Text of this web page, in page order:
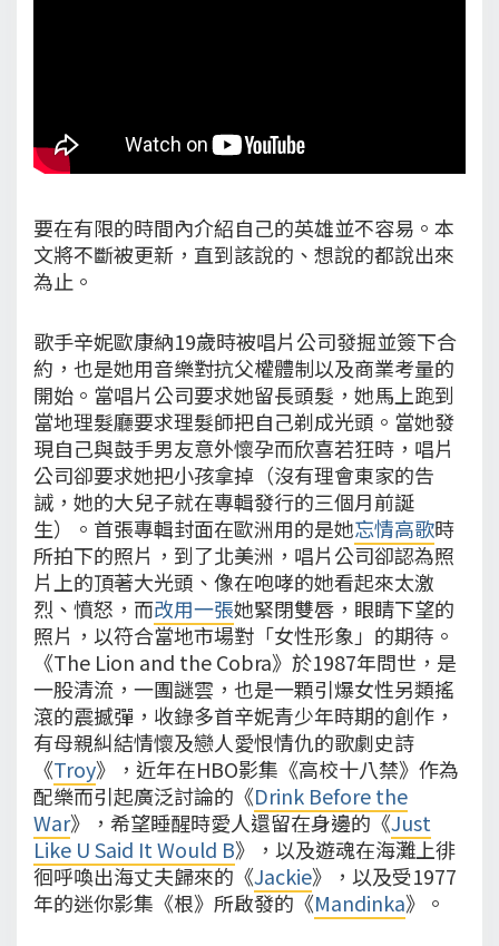
要在有限的時間內介紹自己的英雄並不容易。本
文將不斷被更新，直到該說的、想說的都說出來
為止。
歌手辛妮歐康納19歲時被唱片公司發掘並簽下合
約，也是她用音樂對抗父權體制以及商業考量的
開始。當唱片公司要求她留長頭髮，她馬上跑到
當地理髮廳要求理髮師把自己剃成光頭。當她發
現自己與鼓手男友意外懷孕而欣喜若狂時，唱片
公司卻要求她把小孩拿掉（沒有理會東家的告
誡，她的大兒子就在專輯發行的三個月前誕
生）。首張專輯封面在歐洲用的是她忘情高歌時
所拍下的照片，到了北美洲，唱片公司卻認為照
片上的頂著大光頭、像在咆哮的她看起來太激
烈、憤怒，而改用一張她緊閉雙唇，眼睛下望的
照片，以符合當地市場對「女性形象」的期待。
《The Lion and the Cobra》於1987年問世，是
一股清流，一團謎雲，也是一顆引爆女性另類搖
滾的震撼彈，收錄多首辛妮青少年時期的創作，
有母親糾結情懷及戀人愛恨情仇的歌劇史詩
《Troy》，近年在HBO影集《高校十八禁》作為
配樂而引起廣泛討論的《Drink Before the
War》，希望睡醒時愛人還留在身邊的《Just
Like U Said It Would B》，以及遊魂在海灘上徘
徊呼喚出海丈夫歸來的《Jackie》，以及受1977
年的迷你影集《根》所啟發的《Mandinka》。